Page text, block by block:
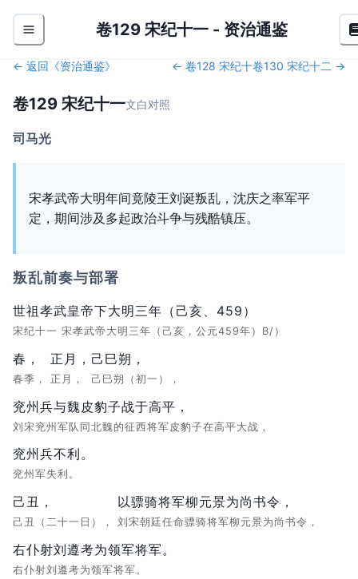
卷129 宋纪十一 - 资治通鉴
← 返回《资治通鉴》 ← 卷128 宋纪十卷130 宋纪十二 →
卷129 宋纪十一文白对照
司马光
宋孝武帝大明年间竟陵王刘诞叛乱，沈庆之率军平
定，期间涉及多起政治斗争与残酷镇压。
叛乱前奏与部署
世祖孝武皇帝下大明三年（己亥、459）
宋纪十一 宋孝武帝大明三年（己亥，公元459年）B/）
春，
春季，
正月，
正月，
己巳朔，
己巳朔（初一），
兖州兵与魏皮豹子战于高平，
刘宋兖州军队同北魏的征西将军皮豹子在高平大战，
兖州兵不利。
兖州军失利。
己丑，
己丑（二十一日），
以骠骑将军柳元景为尚书令，
刘宋朝廷任命骠骑将军柳元景为尚书令，
右仆射刘遵考为领军将军。
右仆射刘遵考为领军将军。